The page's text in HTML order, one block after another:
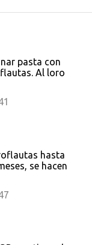
pasta con
Al loro
hasta
se hacen